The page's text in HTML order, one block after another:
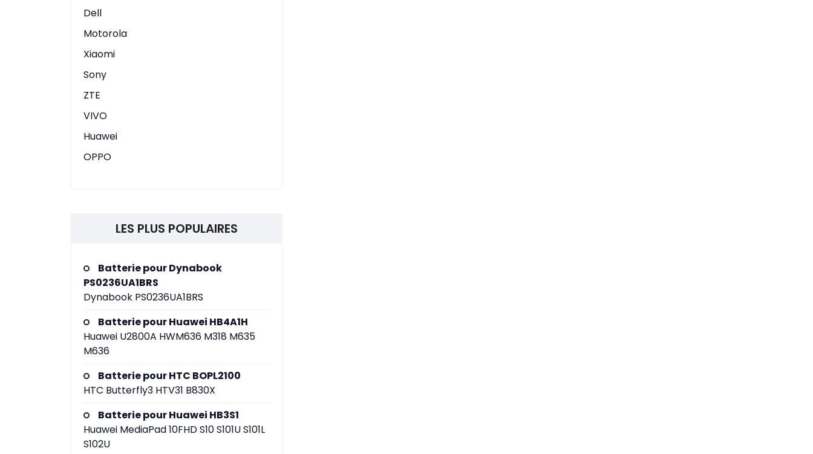
Dell
Motorola
Xiaomi
Sony
ZTE
VIVO
Huawei
OPPO
LES PLUS POPULAIRES
Batterie pour Dynabook
PS0236UA1BRS
Dynabook PS0236UA1BRS
Batterie pour Huawei HB4A1H
Huawei U2800A HWM636 M318 M635
M636
Batterie pour HTC BOPL2100
HTC Butterfly3 HTV31 B830X
Batterie pour Huawei HB3S1
Huawei MediaPad 10FHD S10 S101U S101L
S102U